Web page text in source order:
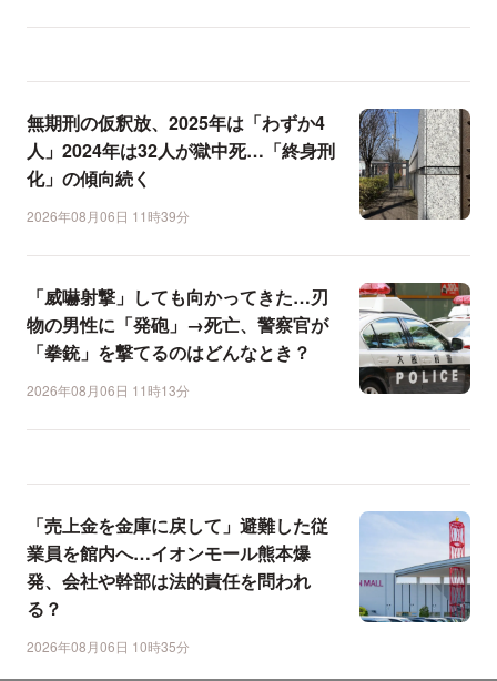
無期刑の仮釈放、2025年は「わずか4
人」2024年は32人が獄中死…「終身刑
化」の傾向続く
2026年08月06日 11時39分
「威嚇射撃」しても向かってきた…刃
物の男性に「発砲」→死亡、警察官が
「拳銃」を撃てるのはどんなとき？
2026年08月06日 11時13分
「売上金を金庫に戻して」避難した従
業員を館内へ…イオンモール熊本爆
発、会社や幹部は法的責任を問われ
る？
2026年08月06日 10時35分